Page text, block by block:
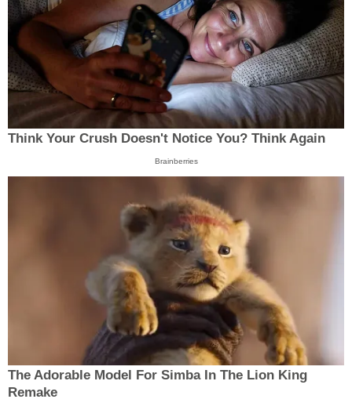
Think Your Crush Doesn't Notice You? Think Again
Brainberries
The Adorable Model For Simba In The Lion King
Remake